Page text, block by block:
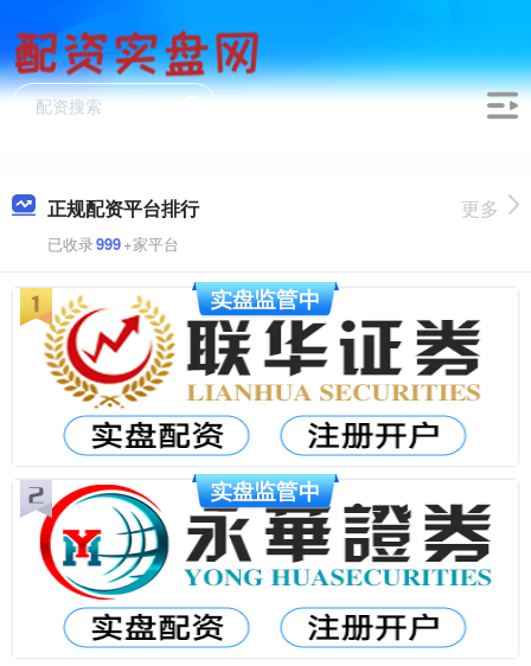
正规配资平台排行
已收录999+家平台
更多